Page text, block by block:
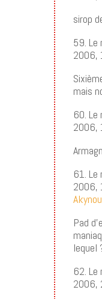
sirop
59. Le
2006,
mais
60.
2006,
61.
2006,
Pad
lequel
62.
2006,